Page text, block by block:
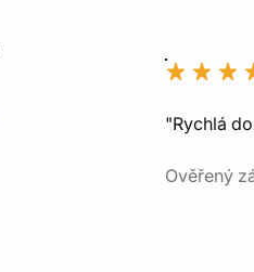
"Rychlá
Ověřený